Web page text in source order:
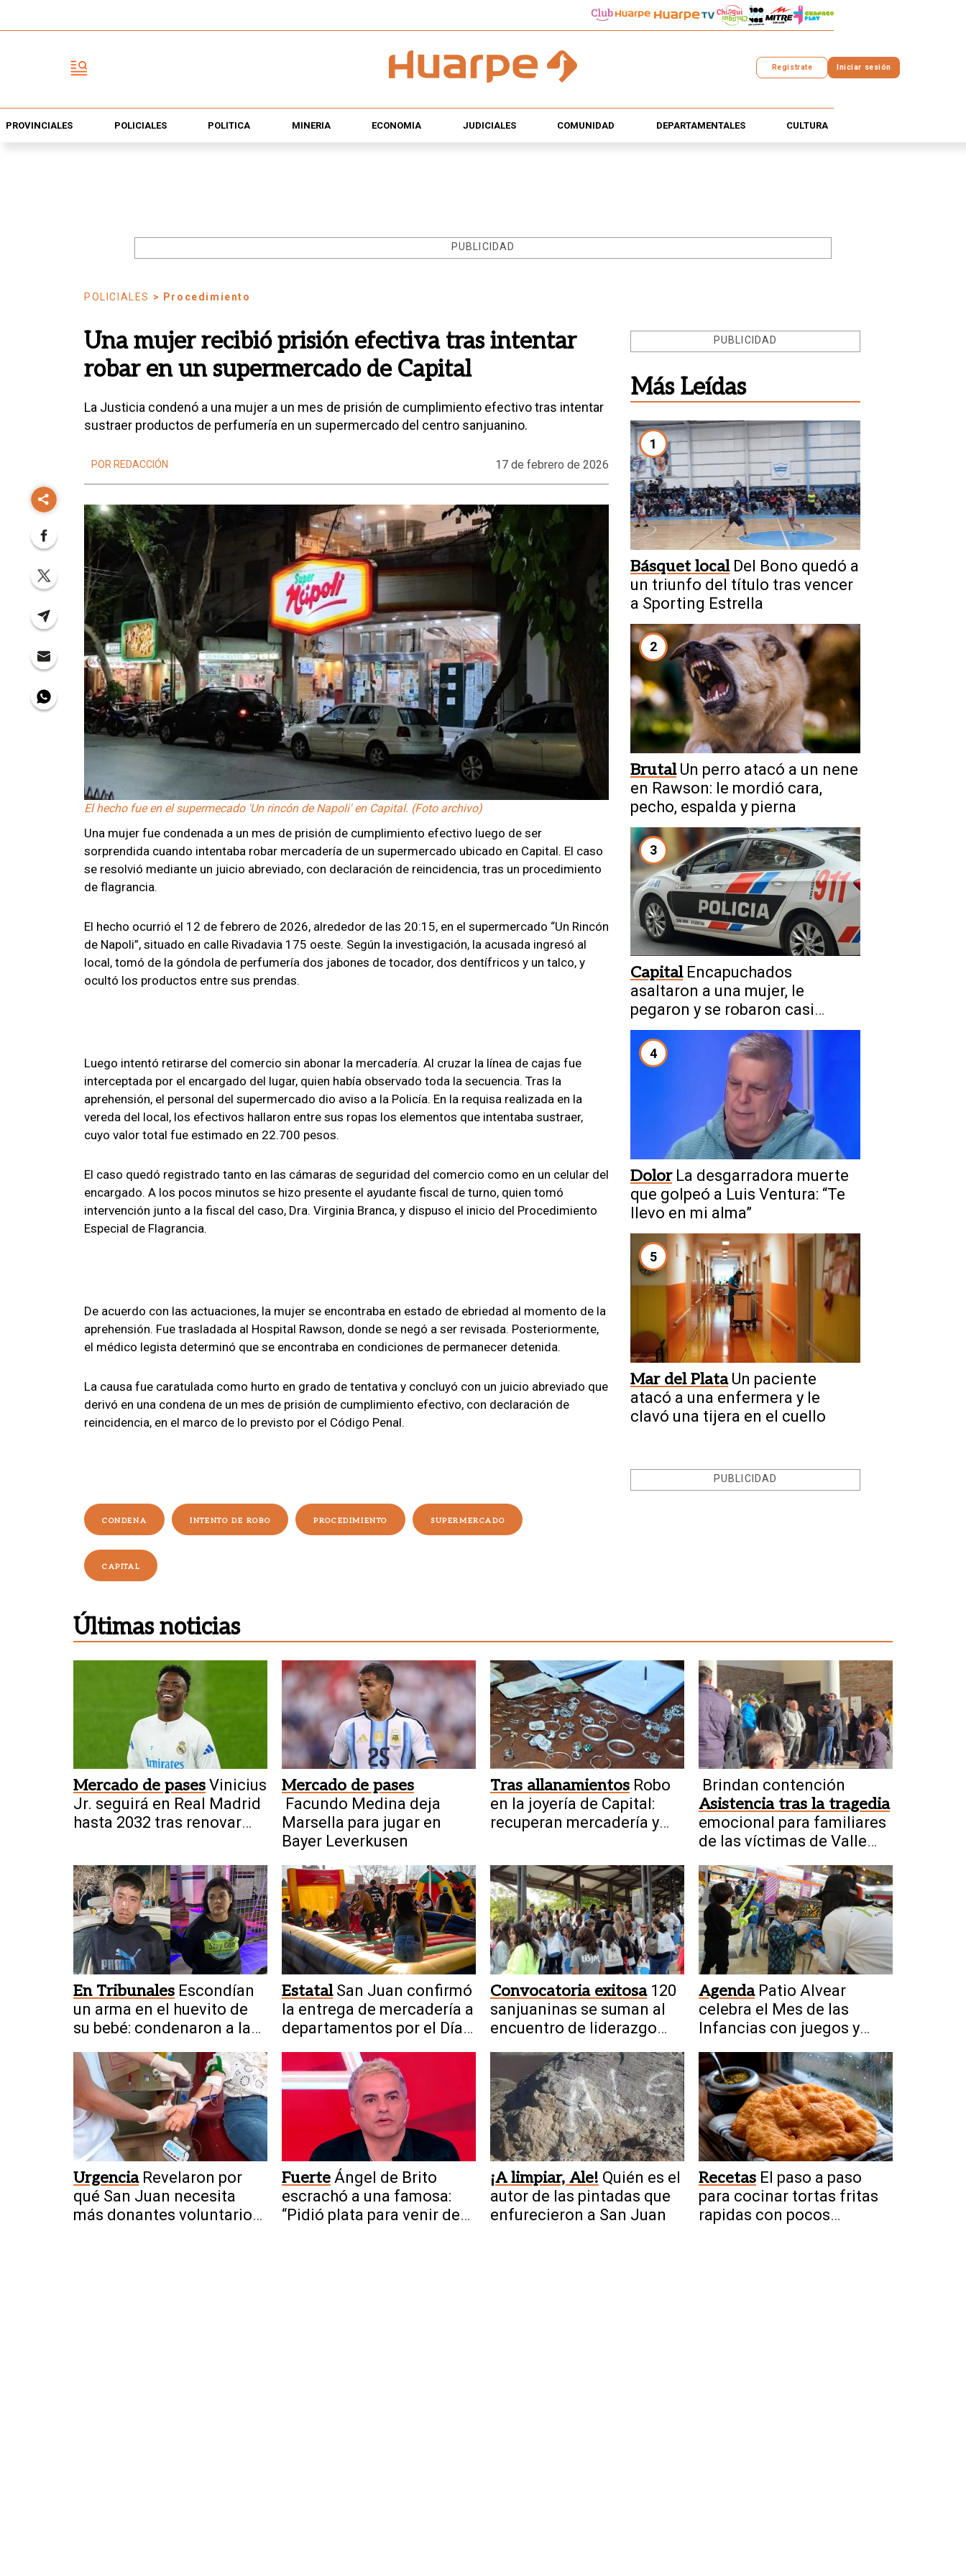
Registrate Iniciar sesión
PROVINCIALES POLICIALES POLÍTICA MINERÍA ECONOMÍA JUDICIALES COMUNIDAD DEPARTAMENTALES CULTURA
PUBLICIDAD
POLICIALES > Procedimiento
Una mujer recibió prisión efectiva tras intentar
robar en un supermercado de Capital
La Justicia condenó a una mujer a un mes de prisión de cumplimiento efectivo tras intentar
sustraer productos de perfumería en un supermercado del centro sanjuanino.
POR REDACCIÓN 17 de febrero de 2026
El hecho fue en el supermecado 'Un rincón de Napoli' en Capital. (Foto archivo)
Una mujer fue condenada a un mes de prisión de cumplimiento efectivo luego de ser
sorprendida cuando intentaba robar mercadería de un supermercado ubicado en Capital. El caso
se resolvió mediante un juicio abreviado, con declaración de reincidencia, tras un procedimiento
de flagrancia.
El hecho ocurrió el 12 de febrero de 2026, alrededor de las 20:15, en el supermercado “Un Rincón
de Napoli”, situado en calle Rivadavia 175 oeste. Según la investigación, la acusada ingresó al
local, tomó de la góndola de perfumería dos jabones de tocador, dos dentífricos y un talco, y
ocultó los productos entre sus prendas.
Luego intentó retirarse del comercio sin abonar la mercadería. Al cruzar la línea de cajas fue
interceptada por el encargado del lugar, quien había observado toda la secuencia. Tras la
aprehensión, el personal del supermercado dio aviso a la Policía. En la requisa realizada en la
vereda del local, los efectivos hallaron entre sus ropas los elementos que intentaba sustraer,
cuyo valor total fue estimado en 22.700 pesos.
El caso quedó registrado tanto en las cámaras de seguridad del comercio como en un celular del
encargado. A los pocos minutos se hizo presente el ayudante fiscal de turno, quien tomó
intervención junto a la fiscal del caso, Dra. Virginia Branca, y dispuso el inicio del Procedimiento
Especial de Flagrancia.
De acuerdo con las actuaciones, la mujer se encontraba en estado de ebriedad al momento de la
aprehensión. Fue trasladada al Hospital Rawson, donde se negó a ser revisada. Posteriormente,
el médico legista determinó que se encontraba en condiciones de permanecer detenida.
La causa fue caratulada como hurto en grado de tentativa y concluyó con un juicio abreviado que
derivó en una condena de un mes de prisión de cumplimiento efectivo, con declaración de
reincidencia, en el marco de lo previsto por el Código Penal.
CONDENA INTENTO DE ROBO PROCEDIMIENTO SUPERMERCADO
CAPITAL
PUBLICIDAD
Más Leídas
1
Básquet local Del Bono quedó a
un triunfo del título tras vencer
a Sporting Estrella
2
Brutal Un perro atacó a un nene
en Rawson: le mordió cara,
pecho, espalda y pierna
3
Capital Encapuchados
asaltaron a una mujer, le
pegaron y se robaron casi
$50.000.000
4
Dolor La desgarradora muerte
que golpeó a Luis Ventura: “Te
llevo en mi alma”
5
Mar del Plata Un paciente
atacó a una enfermera y le
clavó una tijera en el cuello
PUBLICIDAD
Últimas noticias
Mercado de pases Vinicius
Jr. seguirá en Real Madrid
hasta 2032 tras renovar
Mercado de pases
Facundo Medina deja
Marsella para jugar en
Bayer Leverkusen
Tras allanamientos Robo
en la joyería de Capital:
recuperan mercadería y
Asistencia tras la tragedia
Brindan contención
emocional para familiares
de las víctimas de Valle
En Tribunales Escondían
un arma en el huevito de
su bebé: condenaron a la
Estatal San Juan confirmó
la entrega de mercadería a
departamentos por el Día
Convocatoria exitosa 120
sanjuaninas se suman al
encuentro de liderazgo
Agenda Patio Alvear
celebra el Mes de las
Infancias con juegos y
Urgencia Revelaron por
qué San Juan necesita
más donantes voluntarios
Fuerte Ángel de Brito
escrachó a una famosa:
“Pidió plata para venir de
¡A limpiar, Ale! Quién es el
autor de las pintadas que
enfurecieron a San Juan
Recetas El paso a paso
para cocinar tortas fritas
rapidas con pocos